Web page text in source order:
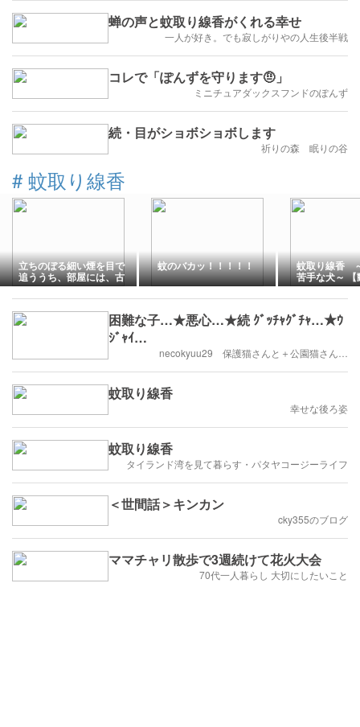
蝉の声と蚊取り線香がくれる幸せ
一人が好き。でも寂しがりやの人生後半戦
コレで「ぽんずを守ります🤨」
ミニチュアダックスフンドのぽんず
続・目がショボショボします
祈りの森 眠りの谷
# 蚊取り線香
立ちのぼる細い煙を目で
追ううち、部屋には、古
風な夏の香りが静かに満
ちていった
蚊のバカッ！！！！！ 蚊取り線香
苦手な犬～ 【
困難な子…★悪心…★続 ｸﾞｯﾁｬｸﾞﾁｬ…★ｳ
ｼﾞｬｲ…
necokyuu29 保護猫さんと＋公園猫さん…
蚊取り線香
幸せな後ろ姿
蚊取り線香
タイランド湾を見て暮らす・パタヤコージーライフ
＜世間話＞キンカン
cky355のブログ
ママチャリ散歩で3週続けて花火大会
70代一人暮らし 大切にしたいこと